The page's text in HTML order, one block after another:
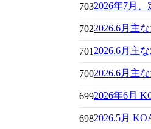
7032026年7月
7022026.6月主
701 2026.6月主
7002026.6月主
6992026年6月
6982026.5月